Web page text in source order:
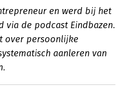
en werd bij het
via de podcast Eindbazen.
over persoonlijke
aanleren van